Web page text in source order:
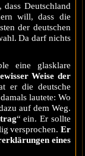
Deutschland
will, dass die
der deutschen
Da darf nichts
eine glasklare
Weise der
er die deutsche
lautete: Wo
auf dem Weg.
“ ein. Er sollte
versprochen. Er
eines